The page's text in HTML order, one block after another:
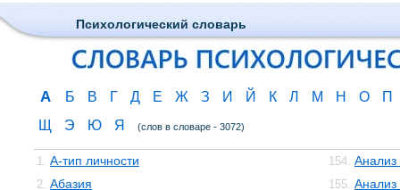
Психологический словарь
А Б В Г Д Е Ж З И Й К Л М Н О
П
Щ
Э Ю Я (слов в словаре - 3072)
1. А-тип личности
2. Абазия
154. Анализ
155. Анализ